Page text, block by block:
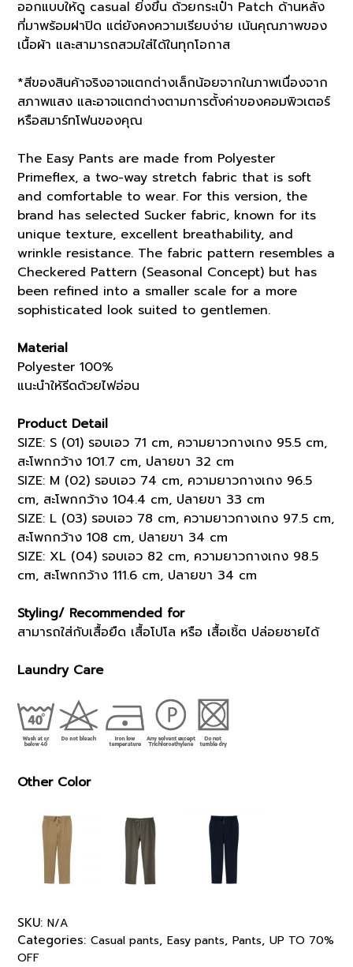
ออกแบบให้ดู casual ยิ่งขึ้น ด้วยกระเป๋า Patch ด้านหลัง
ที่มาพร้อมฝาปิด แต่ยังคงความเรียบง่าย เน้นคุณภาพของ
เนื้อผ้า และสามารถสวมใส่ได้ในทุกโอกาส
*สีของสินค้าจริงอาจแตกต่างเล็กน้อยจากในภาพเนื่องจาก
สภาพแสง และอาจแตกต่างตามการตั้งค่าของคอมพิวเตอร์
หรือสมาร์ทโฟนของคุณ
The Easy Pants are made from Polyester
Primeflex, a two-way stretch fabric that is soft
and comfortable to wear. For this version, the
brand has selected Sucker fabric, known for its
unique texture, excellent breathability, and
wrinkle resistance. The fabric pattern resembles a
Checkered Pattern (Seasonal Concept) but has
been refined into a smaller scale for a more
sophisticated look suited to gentlemen.
Material
Polyester 100%
แนะนำให้รีดด้วยไฟอ่อน
Product Detail
SIZE: S (01) รอบเอว 71 cm, ความยาวกางเกง 95.5 cm,
สะโพกกว้าง 101.7 cm, ปลายขา 32 cm
SIZE: M (02) รอบเอว 74 cm, ความยาวกางเกง 96.5
cm, สะโพกกว้าง 104.4 cm, ปลายขา 33 cm
SIZE: L (03) รอบเอว 78 cm, ความยาวกางเกง 97.5 cm,
สะโพกกว้าง 108 cm, ปลายขา 34 cm
SIZE: XL (04) รอบเอว 82 cm, ความยาวกางเกง 98.5
cm, สะโพกกว้าง 111.6 cm, ปลายขา 34 cm
Styling/ Recommended for
สามารถใส่กับเสื้อยืด เสื้อโปโล หรือ เสื้อเชิ้ต ปล่อยชายได้
Laundry Care
Other Color
SKU: N/A
Categories: Casual pants, Easy pants, Pants, UP TO 70%
OFF